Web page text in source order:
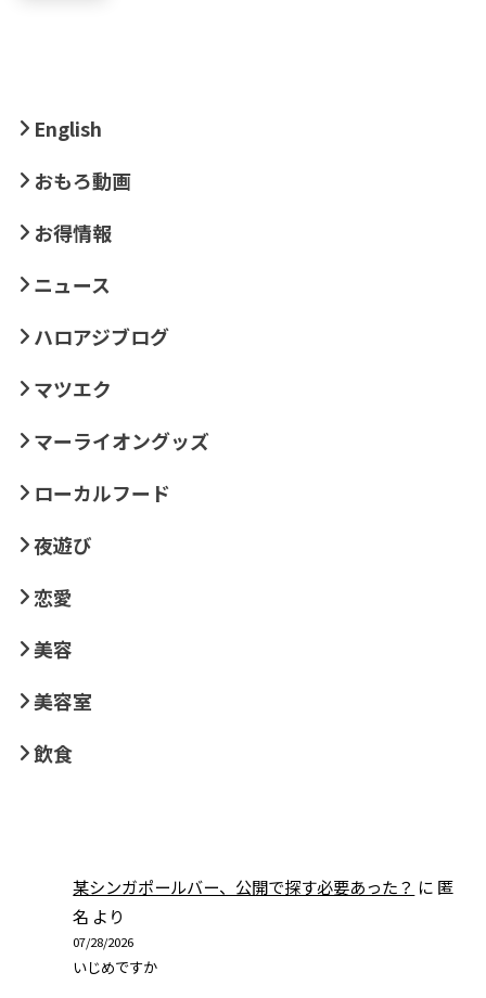
English
おもろ動画
お得情報
ニュース
ハロアジブログ
マツエク
マーライオングッズ
ローカルフード
夜遊び
恋愛
美容
美容室
飲食
某シンガポールバー、公開で探す必要あった？ に 匿
名 より
07/28/2026
いじめですか